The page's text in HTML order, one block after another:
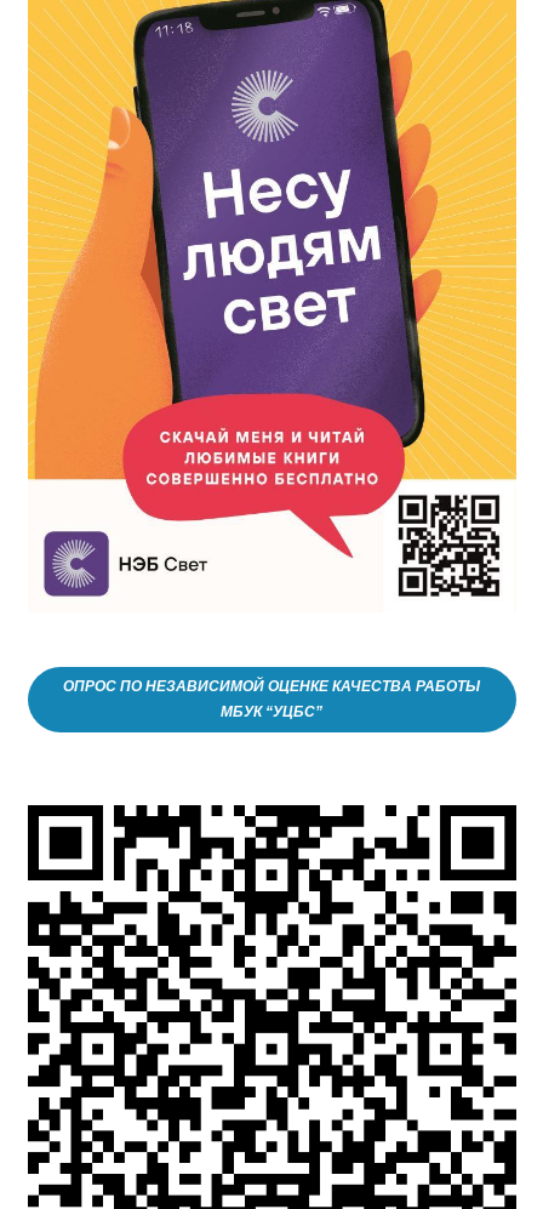
ОПРОС ПО НЕЗАВИСИМОЙ ОЦЕНКЕ КАЧЕСТВА РАБОТЫ
МБУК “УЦБС”